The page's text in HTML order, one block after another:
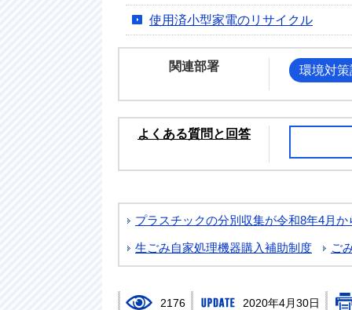
使用済小型家電のリサイクル
関連部署 環境対策
よくある質問と回答
プラスチックの分別収集が令和8年4月
生ごみ自家処理機器購入補助制度 ご
2176 2020年4月30日